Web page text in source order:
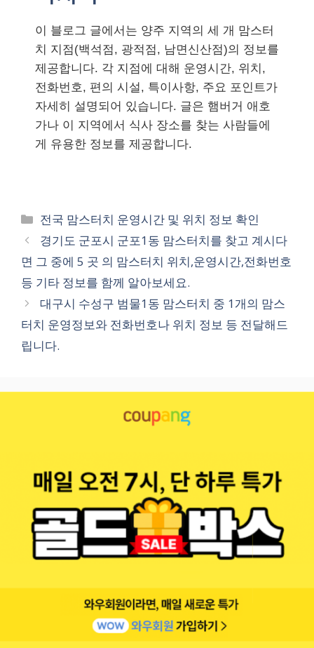
이 블로그 글에서는 양주 지역의 세 개 맘스터
치 지점(백석점, 광적점, 남면신산점)의 정보를
제공합니다. 각 지점에 대해 운영시간, 위치,
전화번호, 편의 시설, 특이사항, 주요 포인트가
자세히 설명되어 있습니다. 글은 햄버거 애호
가나 이 지역에서 식사 장소를 찾는 사람들에
게 유용한 정보를 제공합니다.
카
테
고
리
전국 맘스터치 운영시간 및 위치 정보 확인
경기도 군포시 군포1동 맘스터치를 찾고 계시다
면 그 중에 5 곳 의 맘스터치 위치,운영시간,전화번호
등 기타 정보를 함께 알아보세요.
대구시 수성구 범물1동 맘스터치 중 1개의 맘스
터치 운영정보와 전화번호나 위치 정보 등 전달해드
립니다.